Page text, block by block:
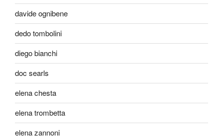
davide ognibene
dedo tombolini
diego bianchi
doc searls
elena chesta
elena trombetta
elena zannoni